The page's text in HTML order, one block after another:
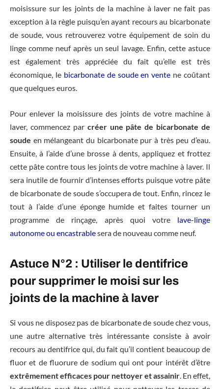
moisissure sur les joints de la machine à laver ne fait pas
exception à la règle puisqu’en ayant recours au bicarbonate
de soude, vous retrouverez votre équipement de soin du
linge comme neuf après un seul lavage. Enfin, cette astuce
est également très appréciée du fait qu’elle est très
économique, le bicarbonate de soude en vente ne coûtant
que quelques euros.
Pour enlever la moisissure des joints de votre machine à
laver, commencez par créer une pâte de bicarbonate de
soude en mélangeant du bicarbonate pur à très peu d’eau.
Ensuite, à l’aide d’une brosse à dents, appliquez et frottez
cette pâte contre tous les joints de votre machine à laver. Il
sera inutile de fournir d’intenses efforts puisque votre pâte
de bicarbonate de soude s’occupera de tout. Enfin, rincez le
tout à l’aide d’une éponge humide et faites tourner un
programme de rinçage, après quoi votre lave-linge
autonome ou encastrablesera de nouveau comme neuf.
Astuce N°2 : Utiliser le dentifrice
pour supprimer le moisi sur les
joints de la machine à laver
Si vous ne disposez pas de bicarbonate de soude chez vous,
une autre alternative très intéressante consiste à avoir
recours au dentifrice qui, du fait qu’il contient beaucoup de
fluor et de fluorure de sodium qui ont pour intérêt d’être
extrêmement efficaces pour nettoyer et assainir . En effet,